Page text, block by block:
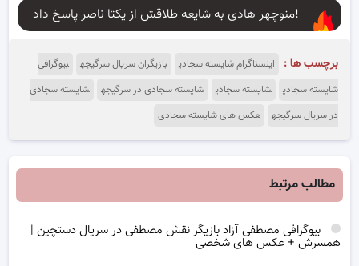
منوچهر هادی به شایعه طلاقش از یکتا ناصر پاسخ داد!
برچسب ها : اینستاگرام شایسته سجادی بازیگران سریال سرگیجه
بیوگرافی
شایسته سجادی
شایسته سجادی شایسته سجادی در سرگیجه
شایسته سجادی
در سریال سرگیجه
عکس های شایسته سجادی
مطالب مرتبط
بیوگرافی مصطفی آزاد بازیگر نقش مصطفی در سریال دستچین |
همسرش + عکس های شخصی